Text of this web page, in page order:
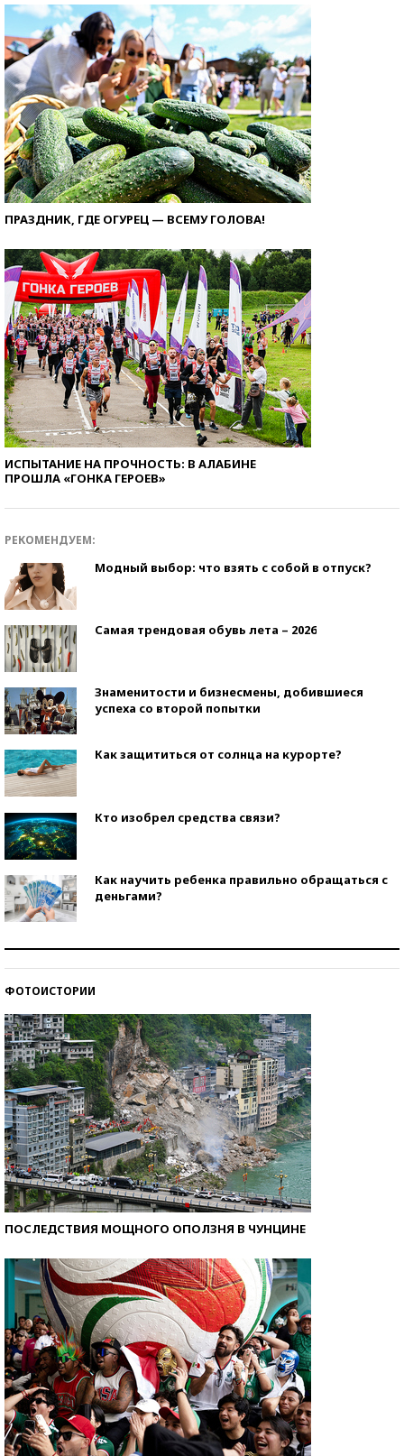
ПРАЗДНИК, ГДЕ ОГУРЕЦ — ВСЕМУ ГОЛОВА!
ИСПЫТАНИЕ НА ПРОЧНОСТЬ: В АЛАБИНЕ
ПРОШЛА «ГОНКА ГЕРОЕВ»
РЕКОМЕНДУЕМ:
Модный выбор: что взять с собой в отпуск?
Самая трендовая обувь лета – 2026
Знаменитости и бизнесмены, добившиеся
успеха со второй попытки
Как защититься от солнца на курорте?
Кто изобрел средства связи?
Как научить ребенка правильно обращаться с
деньгами?
ФОТОИСТОРИИ
ПОСЛЕДСТВИЯ МОЩНОГО ОПОЛЗНЯ В ЧУНЦИНЕ